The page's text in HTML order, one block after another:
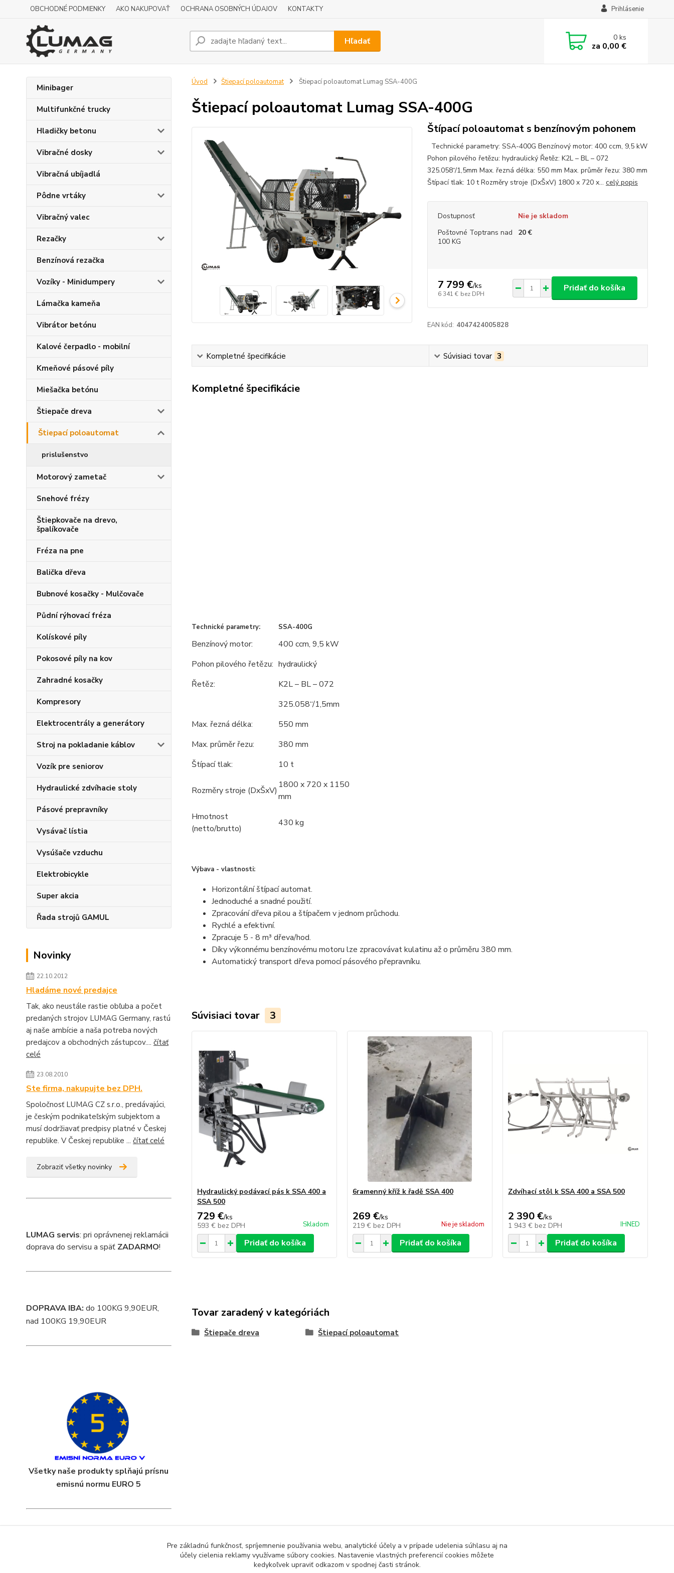
OBCHODNÉ PODMIENKY AKO NAKUPOVAŤ OCHRANA OSOBNÝCH ÚDAJOV KONTAKTY Prihlásenie
Hľadať 0ks
za 0,00 €
Minibager
Multifunkčné trucky
Hladičky betonu
Vibračné dosky
Vibračná ubíjadlá
Pôdne vrtáky
Vibračný valec
Rezačky
Benzínová rezačka
Vozíky - Minidumpery
Lámačka kameňa
Vibrátor betónu
Kalové čerpadlo - mobilní
Kmeňové pásové píly
Miešačka betónu
Štiepače dreva
Štiepací poloautomat
prislušenstvo
Motorový zametač
Snehové frézy
Štiepkovače na drevo,
špalíkovače
Fréza na pne
Balička dřeva
Bubnové kosačky - Mulčovače
Půdní rýhovací fréza
Kolískové píly
Pokosové píly na kov
Zahradné kosačky
Kompresory
Elektrocentrály a generátory
Stroj na pokladanie káblov
Vozík pre seniorov
Hydraulické zdvíhacie stoly
Pásové prepravníky
Vysávač lístia
Vysúšače vzduchu
Elektrobicykle
Super akcia
Řada strojů GAMUL
Novinky
22.10.2012
Hladáme nové predajce
Tak, ako neustále rastie obľuba a počet
predaných strojov LUMAG Germany, rastú
aj naše ambície a naša potreba nových
predajcov a obchodných zástupcov.... čítať
celé
23.08.2010
Ste firma, nakupujte bez DPH.
Spoločnosť LUMAG CZ s.r.o., predávajúci,
je českým podnikateľským subjektom a
musí dodržiavať predpisy platné v Českej
republike. V Českej republike ... čítať celé
Zobraziť všetky novinky
LUMAG servis: pri oprávnenej reklamácii
doprava do servisu a späť ZADARMO!
DOPRAVA IBA: do 100KG 9,90EUR,
nad 100KG 19,90EUR
Všetky naše produkty splňajú prísnu
emisnú normu EURO 5
Úvod Štiepací poloautomat Štiepací poloautomat Lumag SSA-400G
Štiepací poloautomat Lumag SSA-400G
Štípací poloautomat s benzínovým pohonem
Technické parametry: SSA-400G Benzínový motor: 400 ccm, 9,5 kW
Pohon pilového řetězu: hydraulický Řetěz: K2L – BL – 072
325.058“/1,5mm Max. řezná délka: 550 mm Max. průměr řezu: 380 mm
Štípací tlak: 10 t Rozměry stroje (DxŠxV) 1800 x 720 x... celý popis
Dostupnosť
Nie je skladom
Poštovné Toptrans nad
100 KG
20 €
7 799 €/ks
6 341 € bez DPH
Pridať do košíka
EAN kód: 4047424005828
Kompletné špecifikácie Súvisiaci tovar 3
Kompletné špecifikácie
Technické parametry: SSA-400G
Benzínový motor:
400 ccm, 9,5 kW
Pohon pilového řetězu: hydraulický
Řetěz:
K2L – BL – 072
325.058“/1,5mm
Max. řezná délka:
550 mm
Max. průměr řezu:
380 mm
Štípací tlak:
10 t
Rozměry stroje (DxŠxV)
1800 x 720 x 1150
mm
Hmotnost
(netto/brutto)
430 kg
Výbava - vlastnosti:
Horizontální štípací automat.
Jednoduché a snadné použití.
Zpracování dřeva pilou a štípačem v jednom průchodu.
Rychlé a efektivní.
Zpracuje 5 - 8 m³ dřeva/hod.
Díky výkonnému benzínovému motoru lze zpracovávat kulatinu až o průměru 380 mm.
Automatický transport dřeva pomocí pásového přepravníku.
Súvisiaci tovar 3
Hydraulický podávací pás k SSA 400 a
SSA 500
729 €/ks
593 € bez DPH Skladom
Pridať do košíka
6ramenný kříž k řadě SSA 400
269 €/ks
219 € bez DPH Nie je skladom
Pridať do košíka
Zdvíhací stôl k SSA 400 a SSA 500
2 390 €/ks
1 943 € bez DPH IHNED
Pridať do košíka
Tovar zaradený v kategóriách
Štiepače dreva Štiepací poloautomat
Pre základnú funkčnosť, spríjemnenie používania webu, analytické účely a v prípade udelenia súhlasu aj na
účely cielenia reklamy využívame súbory cookies. Nastavenie vlastných preferencií cookies môžete
kedykoľvek upraviť odkazom v spodnej časti stránok.